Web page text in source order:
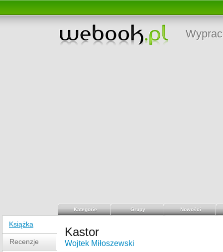
Kategorie Grupy Nowości
Książka
Recenzje
Kastor
Wojtek Miłoszewski